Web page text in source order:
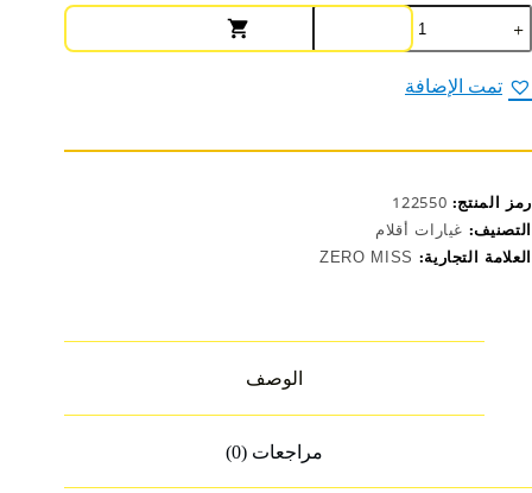
كمية
بوز
قلم
رصاص
(0.5مم)
تمت الإضافة
رمز المنتج: 122550
التصنيف: غيارات أقلام
العلامة التجارية: ZERO MISS
الوصف
مراجعات (0)